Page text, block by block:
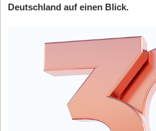
Deutschland auf einen Blick.